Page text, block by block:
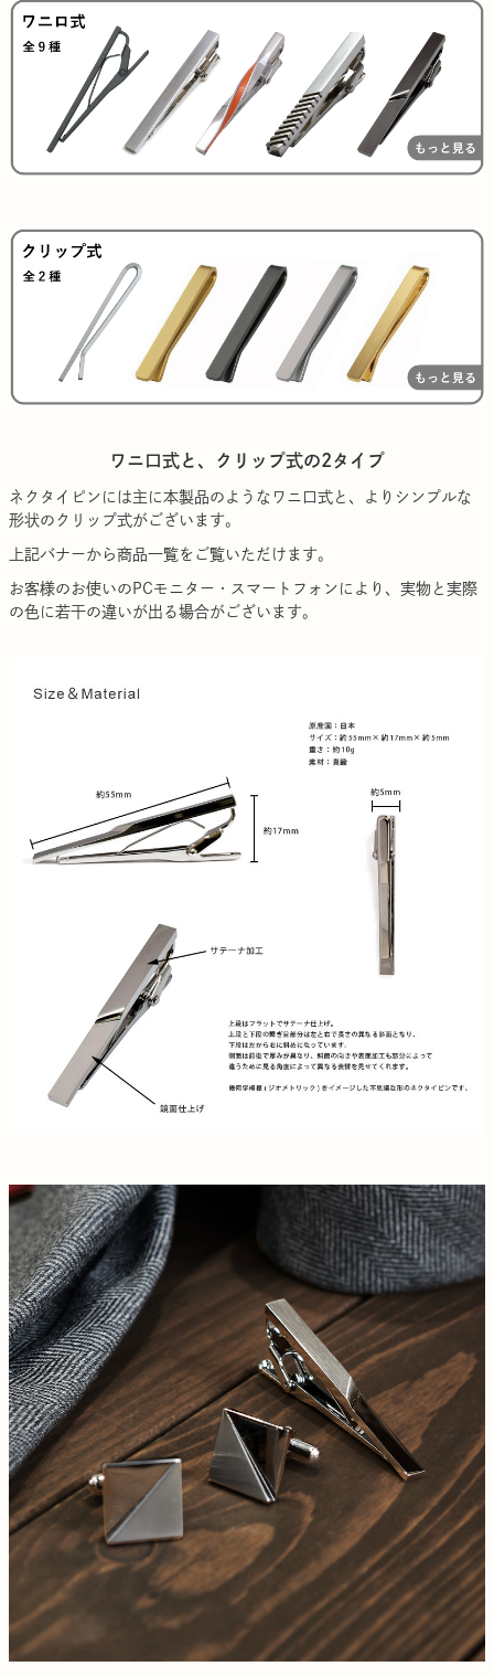
ワニ口式と、クリップ式の2タイプ
ネクタイピンには主に本製品のようなワニ口式と、よりシンプルな
形状のクリップ式がございます。
上記バナーから商品一覧をご覧いただけます。
お客様のお使いのPCモニター・スマートフォンにより、実物と実際
の色に若干の違いが出る場合がございます。